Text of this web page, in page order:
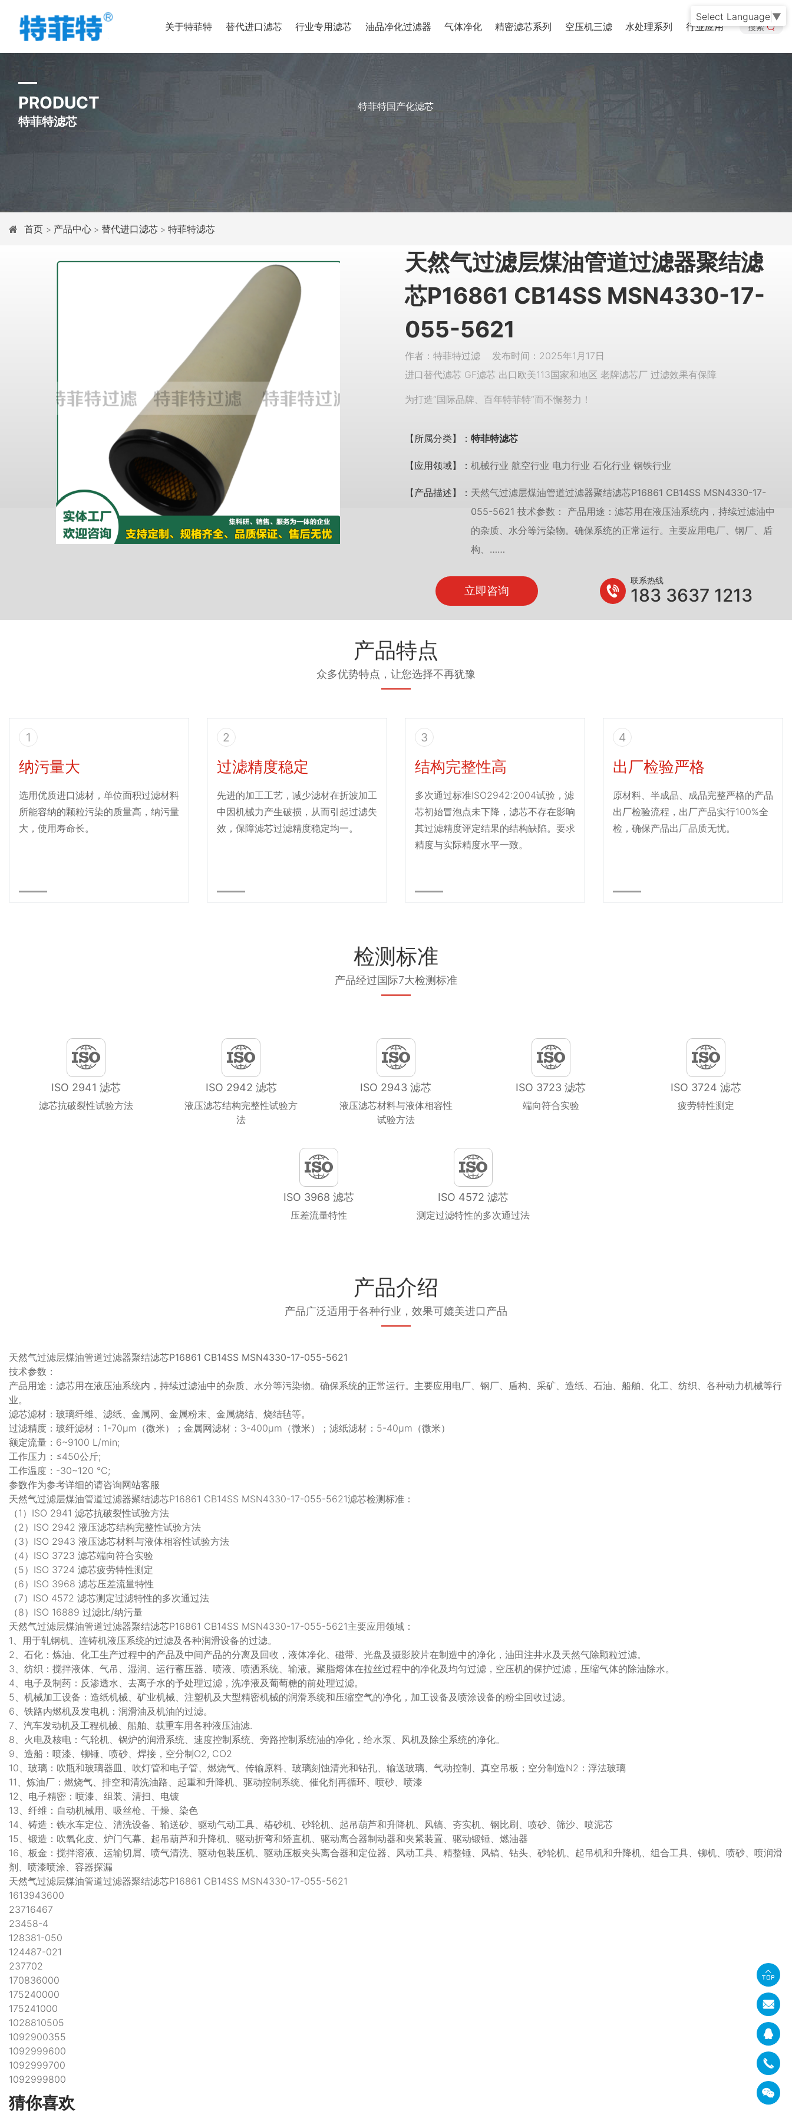
关于特菲特 替代进口滤芯 行业专用滤芯 油品净化过滤器 气体净化 精密滤芯系列 空压机三滤 水处理系列 行业应用 搜索
PRODUCT
特菲特滤芯
特菲特国产化滤芯
首页 > 产品中心 > 替代进口滤芯 > 特菲特滤芯
天然气过滤层煤油管道过滤器聚结滤
芯P16861 CB14SS MSN4330-17-
055-5621
作者：特菲特过滤 发布时间：2025年1月17日
进口替代滤芯 GF滤芯 出口欧美113国家和地区 老牌滤芯厂 过滤效果有保障
为打造“国际品牌、百年特菲特”而不懈努力！
【所属分类】： 特菲特滤芯
【应用领域】： 机械行业 航空行业 电力行业 石化行业 钢铁行业
【产品描述】： 天然气过滤层煤油管道过滤器聚结滤芯P16861 CB14SS MSN4330-17-
055-5621 技术参数： 产品用途：滤芯用在液压油系统内，持续过滤油中
的杂质、水分等污染物。确保系统的正常运行。主要应用电厂、钢厂、盾
构、……
立即咨询
联系热线
183 3637 1213
产品特点
众多优势特点，让您选择不再犹豫
1
纳污量大
选用优质进口滤材，单位面积过滤材料
所能容纳的颗粒污染的质量高，纳污量
大，使用寿命长。
2
过滤精度稳定
先进的加工工艺，减少滤材在折波加工
中因机械力产生破损，从而引起过滤失
效，保障滤芯过滤精度稳定均一。
3
结构完整性高
多次通过标准ISO2942:2004试验，滤
芯初始冒泡点未下降，滤芯不存在影响
其过滤精度评定结果的结构缺陷。要求
精度与实际精度水平一致。
4
出厂检验严格
原材料、半成品、成品完整严格的产品
出厂检验流程，出厂产品实行100%全
检，确保产品出厂品质无忧。
检测标准
产品经过国际7大检测标准
ISO 2941 滤芯
滤芯抗破裂性试验方法
ISO 2942 滤芯
液压滤芯结构完整性试验方
法
ISO 2943 滤芯
液压滤芯材料与液体相容性
试验方法
ISO 3723 滤芯
端向符合实验
ISO 3724 滤芯
疲劳特性测定
ISO 3968 滤芯
压差流量特性
ISO 4572 滤芯
测定过滤特性的多次通过法
产品介绍
产品广泛适用于各种行业，效果可媲美进口产品
天然气过滤层煤油管道过滤器聚结滤芯P16861 CB14SS MSN4330-17-055-5621
技术参数：
产品用途：滤芯用在液压油系统内，持续过滤油中的杂质、水分等污染物。确保系统的正常运行。主要应用电厂、钢厂、盾构、采矿、造纸、石油、船舶、化工、纺织、各种动力机械等行
业。
滤芯滤材：玻璃纤维、滤纸、金属网、金属粉末、金属烧结、烧结毡等。
过滤精度：玻纤滤材：1-70μm（微米）；金属网滤材：3-400μm（微米）；滤纸滤材：5-40μm（微米）
额定流量：6~9100 L/min;
工作压力：≤450公斤;
工作温度：-30~120 ℃;
参数作为参考详细的请咨询网站客服
天然气过滤层煤油管道过滤器聚结滤芯P16861 CB14SS MSN4330-17-055-5621滤芯检测标准：
（1）ISO 2941 滤芯抗破裂性试验方法
（2）ISO 2942 液压滤芯结构完整性试验方法
（3）ISO 2943 液压滤芯材料与液体相容性试验方法
（4）ISO 3723 滤芯端向符合实验
（5）ISO 3724 滤芯疲劳特性测定
（6）ISO 3968 滤芯压差流量特性
（7）ISO 4572 滤芯测定过滤特性的多次通过法
（8）ISO 16889 过滤比/纳污量
天然气过滤层煤油管道过滤器聚结滤芯P16861 CB14SS MSN4330-17-055-5621主要应用领域：
1、用于轧钢机、连铸机液压系统的过滤及各种润滑设备的过滤。
2、石化：炼油、化工生产过程中的产品及中间产品的分离及回收，液体净化、磁带、光盘及摄影胶片在制造中的净化，油田注井水及天然气除颗粒过滤。
3、纺织：搅拌液体、气吊、湿润、运行蓄压器、喷液、喷洒系统、输液。聚脂熔体在拉丝过程中的净化及均匀过滤，空压机的保护过滤，压缩气体的除油除水。
4、电子及制药：反渗透水、去离子水的予处理过滤，洗净液及葡萄糖的前处理过滤。
5、机械加工设备：造纸机械、矿业机械、注塑机及大型精密机械的润滑系统和压缩空气的净化，加工设备及喷涂设备的粉尘回收过滤。
6、铁路内燃机及发电机：润滑油及机油的过滤。
7、汽车发动机及工程机械、船舶、载重车用各种液压油滤.
8、火电及核电：气轮机、锅炉的润滑系统、速度控制系统、旁路控制系统油的净化，给水泵、风机及除尘系统的净化。
9、造船：喷漆、铆锤、喷砂、焊接，空分制O2, CO2
10、玻璃：吹瓶和玻璃器皿、吹灯管和电子管、燃烧气、传输原料、玻璃刻蚀清光和钻孔、输送玻璃、气动控制、真空吊板；空分制造N2：浮法玻璃
11、炼油厂：燃烧气、排空和清洗油路、起重和升降机、驱动控制系统、催化剂再循环、喷砂、喷漆
12、电子精密：喷漆、组装、清扫、电镀
13、纤维：自动机械用、吸丝枪、干燥、染色
14、铸造：铁水车定位、清洗设备、输送砂、驱动气动工具、椿砂机、砂轮机、起吊葫芦和升降机、风镐、夯实机、钢比刷、喷砂、筛沙、喷泥芯
15、锻造：吹氧化皮、炉门气幕、起吊葫芦和升降机、驱动折弯和矫直机、驱动离合器制动器和夹紧装置、驱动锻锤、燃油器
16、板金：搅拌溶液、运输切屑、喷气清洗、驱动包装压机、驱动压板夹头离合器和定位器、风动工具、精整锤、风镐、钻头、砂轮机、起吊机和升降机、组合工具、铆机、喷砂、喷润滑
剂、喷漆喷涂、容器探漏
天然气过滤层煤油管道过滤器聚结滤芯P16861 CB14SS MSN4330-17-055-5621
1613943600
23716467
23458-4
128381-050
124487-021
237702
170836000
175240000
175241000
1028810505
1092900355
1092999600
1092999700
1092999800
猜你喜欢
Select Language ▼